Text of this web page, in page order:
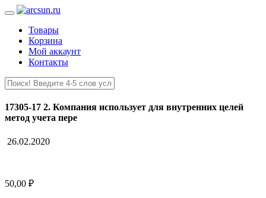
Товары
Корзина
Мой аккаунт
Контакты
17305-17 2. Компания использует для внутренних целей
метод учета пере
26.02.2020
50,00 ₽